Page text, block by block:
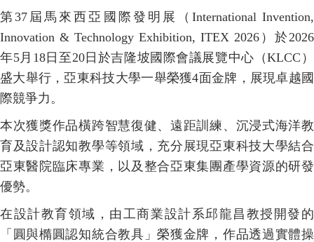
第37屆馬來西亞國際發明展（International Invention,
Innovation & Technology Exhibition, ITEX 2026）於2026
年5月18日至20日於吉隆坡國際會議展覽中心（KLCC）
盛大舉行，亞東科技大學一舉榮獲4面金牌，展現卓越國
際競爭力。
本次獲獎作品橫跨智慧復健、遠距訓練、沉浸式海洋教
育及設計認知教學等領域，充分展現亞東科技大學結合
亞東醫院臨床專業，以及整合亞東集團產學資源的研發
優勢。
在設計教育領域，由工商業設計系邱龍昌教授開發的
「圓與橢圓認知統合教具」榮獲金牌，作品透過實體操